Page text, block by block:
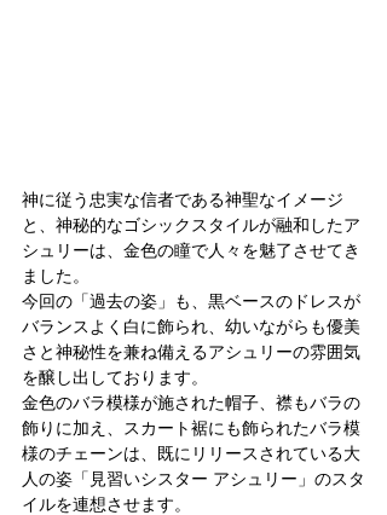
神に従う忠実な信者である神聖なイメージ
と、神秘的なゴシックスタイルが融和したア
シュリーは、金色の瞳で人々を魅了させてき
ました。
今回の「過去の姿」も、黒ベースのドレスが
バランスよく白に飾られ、幼いながらも優美
さと神秘性を兼ね備えるアシュリーの雰囲気
を醸し出しております。
金色のバラ模様が施された帽子、襟もバラの
飾りに加え、スカート裾にも飾られたバラ模
様のチェーンは、既にリリースされている大
人の姿「見習いシスター アシュリー」のスタ
イルを連想させます。